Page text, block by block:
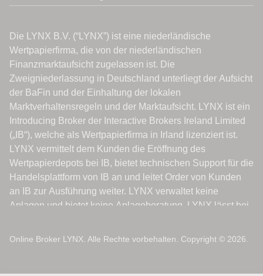
Online Broker LYNX. Alle Rechte vorbehalten. Copyright © 2026.